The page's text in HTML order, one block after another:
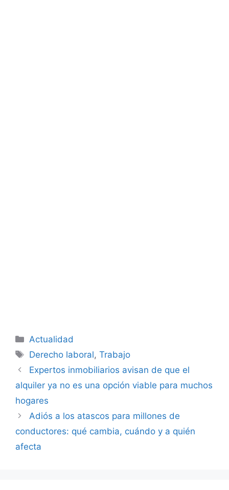
Categorías
Actualidad
Etiquetas
Derecho laboral,Trabajo
Expertos inmobiliarios avisan de que el
alquiler ya no es una opción viable para muchos
hogares
Adiós a los atascos para millones de
conductores: qué cambia, cuándo y a quién
afecta